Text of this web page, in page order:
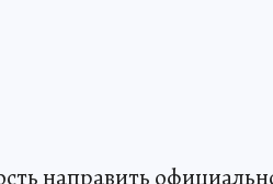
направить